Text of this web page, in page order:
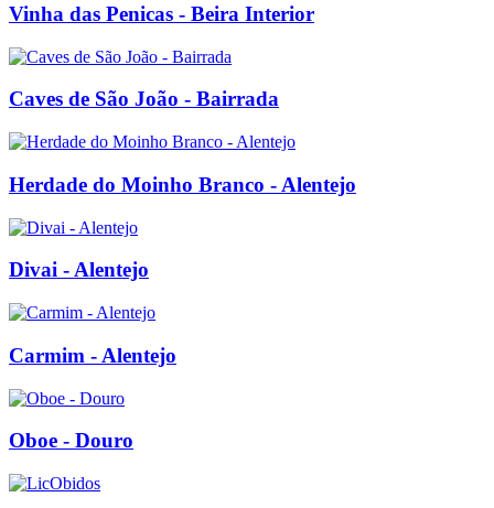
Vinha das Penicas - Beira Interior
Caves de São João - Bairrada
Herdade do Moinho Branco - Alentejo
Divai - Alentejo
Carmim - Alentejo
Oboe - Douro